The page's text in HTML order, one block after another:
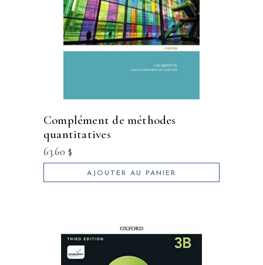
complément de méthodes
quantitatives
63.60 $
AJOUTER AU PANIER